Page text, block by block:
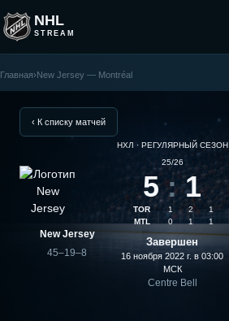
NHL
STREAM
Montréal
Jersey:
результат
матча
Главная›New Jersey — Montréal
‹ К списку матчей
New Jersey
45–19–8
НХЛ · РЕГУЛЯРНЫЙ СЕЗОН
25/26
5 : 1
TOR 1 2
1
MTL
0 1 1
Завершен
16 ноября 2022 г. в 03:00
МСК
Centre Bell